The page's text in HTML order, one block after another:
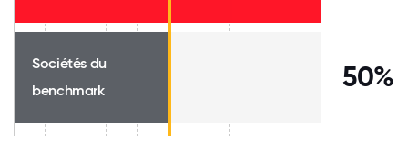
Sociétés du
benchmark
50%